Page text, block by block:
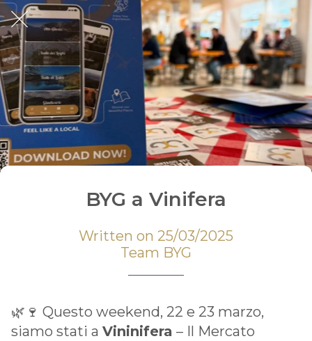
BYG a Vinifera
Written on 25/03/2025
Team BYG
🌿🍷 Questo weekend, 22 e 23 marzo,
siamo stati a Vininifera – Il Mercato